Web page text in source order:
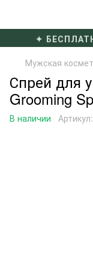
✦
Мужская
Спрей для
Grooming
В наличии Артикул: